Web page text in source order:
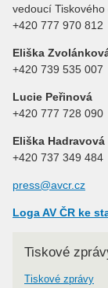
vedoucí
+420 777 970 812
Eliška
+420 739 535 007
Lucie Peřinová
+420 777 728 090
Eliška Hadravová
+420 737 349 484
press@avcr.cz
Loga AV ČR ke
Tiskové
Tiskové zprávy